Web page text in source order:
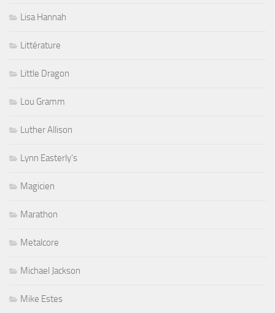
Lisa Hannah
Littérature
Little Dragon
Lou Gramm
Luther Allison
Lynn Easterly's
Magicien
Marathon
Metalcore
Michael Jackson
Mike Estes